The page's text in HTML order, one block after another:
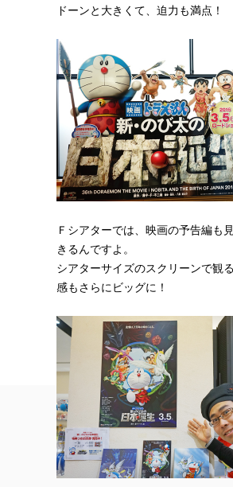
ドーンと大きくて、迫力も満点！
Ｆシアターでは、映画の予告編も
きるんですよ。
シアターサイズのスクリーンで観
感もさらにビッグに！